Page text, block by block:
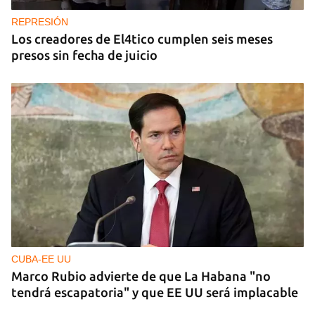
REPRESIÓN
Los creadores de El4tico cumplen seis meses
presos sin fecha de juicio
CUBA-EE UU
Marco Rubio advierte de que La Habana "no
tendrá escapatoria" y que EE UU será implacable